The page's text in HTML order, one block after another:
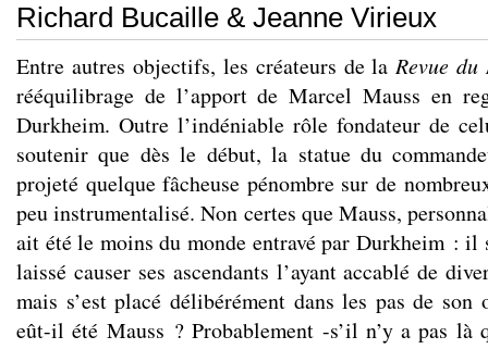
Richard Bucaille & Jeanne Virieux
Entre autres objectifs, les créateurs de laRevue du
rééquilibrage de l’apport de Marcel Mauss en
Durkheim. Outre l’indéniable rôle fondateur de
soutenir que dès le début, la statue du
projeté quelque fâcheuse pénombre sur de
peu instrumentalisé. Non certes que Mauss,
ait été le moins du monde entravé par Durkheim : il
laissé causer ses ascendants l’ayant accablé de
mais s’est placé délibérément dans les pas de son
eût-il été Mauss ? Probablement -s’il n’y a pas là